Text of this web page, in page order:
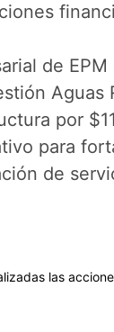
de
por
para
de